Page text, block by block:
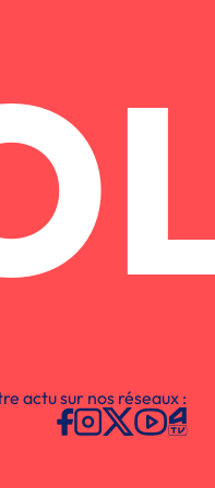
actu sur nos réseaux :